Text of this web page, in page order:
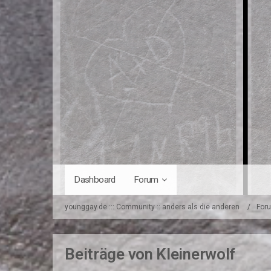
Dashboard Forum
younggay.de ::: Community :: anders als die anderen
Beiträge von Kleinerwolf